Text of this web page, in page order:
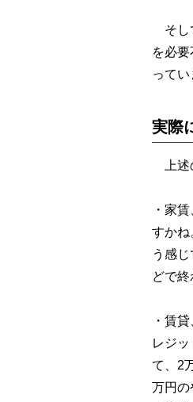
そし
を必
ってい
実際
上述
・家
すかね
う感
どで
・賃
レジ
て、2
万円の